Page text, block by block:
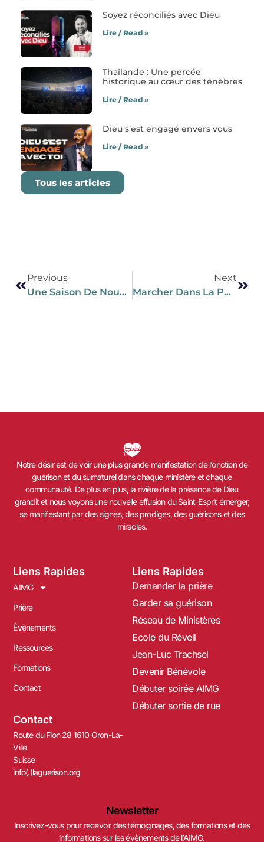
Soyez réconciliés avec Dieu
Lire / Read »
Thaïlande : Une percée
historique au cœur des ténèbres
Lire / Read »
Dieu s’est engagé envers vous
Lire / Read »
Tous les articles
Previous
Une Saison De Nouveaux Départs
Next
Marcher Dans La Puissance Du Nom De Jésus
Notre désir est de voir une plus grande manifestation de l’onction de
guérison et du surnaturel dans chaque ministère et chaque
communauté. De plus en plus, la rivière de la présence de Dieu
grandit et nous voyons une nouvelle effusion du Saint-Esprit émerger,
se manifestant par des signes, des prodiges, des guérisons et des
miracles.
Liens Rapides
AIMG
Prière
Évènements
Ressources
Formations
Contact
Liens Rapides
Demander la prière
Garder sa guérison
Réseau de Ministères
Ecole du Réveil
Jean-Luc Trachsel
Devenir Bénévole
Débuter soirée AIMG
Débuter sortie de rue
Contact
Route du Flon 28 1610 Oron-La-
Ville
Suisse
info(.)laguerison.org
Newsletter
Inscrivez-vous pour recevoir des témoignages, des formations et des
informations sur les évènements de l’AIMG.